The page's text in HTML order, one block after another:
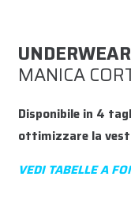
MANICA
Disponibile in 4
ottimizzare la
VEDI TABELLE A